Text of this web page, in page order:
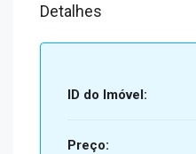
Detalhes
ID do Imóvel:
Preço: